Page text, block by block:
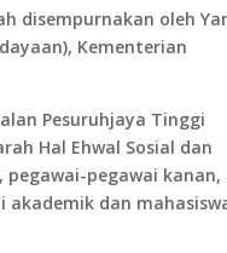
disempurnakan oleh
Kementerian
Pesuruhjaya Tinggi
Hal Ehwal Sosial dan
pegawai kanan,
dan